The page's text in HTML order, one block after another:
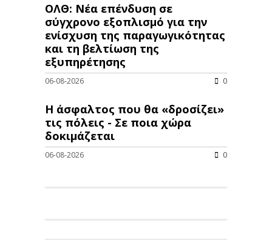
ΟΛΘ: Νέα επένδυση σε
σύγχρονο εξοπλισμό για την
ενίσχυση της παραγωγικότητας
και τη βελτίωση της
εξυπηρέτησης
06-08-2026 0
Η άσφαλτος που θα «δροσίζει»
τις πόλεις - Σε ποια χώρα
δοκιμάζεται
06-08-2026 0